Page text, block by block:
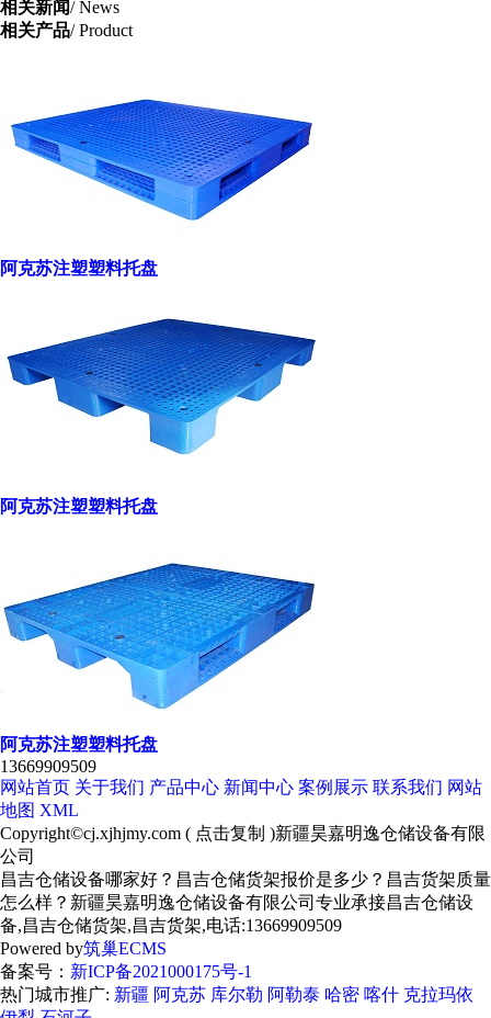
相关新闻/ News
相关产品/ Product
阿克苏注塑塑料托盘
阿克苏注塑塑料托盘
阿克苏注塑塑料托盘
13669909509
网站首页 关于我们 产品中心 新闻中心 案例展示 联系我们 网站
地图 XML
Copyright©cj.xjhjmy.com ( 点击复制 )新疆昊嘉明逸仓储设备有限
公司
昌吉仓储设备哪家好？昌吉仓储货架报价是多少？昌吉货架质量
怎么样？新疆昊嘉明逸仓储设备有限公司专业承接昌吉仓储设
备,昌吉仓储货架,昌吉货架,电话:13669909509
Powered by筑巢ECMS
备案号： 新ICP备2021000175号-1
热门城市推广: 新疆 阿克苏 库尔勒 阿勒泰 哈密 喀什 克拉玛依